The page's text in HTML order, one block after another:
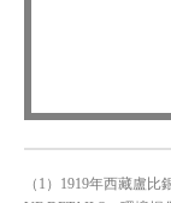
（1）1919年西藏盧